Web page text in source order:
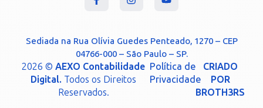
Sediada na Rua Olívia Guedes Penteado, 1270 – CEP
04766-000 – São Paulo – SP.
2026 ©AEXO Contabilidade
Digital. Todos os Direitos
Reservados.
Política de
Privacidade
CRIADO
POR
BROTH3RS